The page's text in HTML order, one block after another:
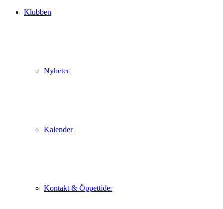
Klubben
Nyheter
Kalender
Kontakt & Öppettider